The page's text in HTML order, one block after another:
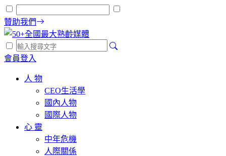
贊助我們
會員登入
人 物
CEO生活學
國內人物
國際人物
心 靈
中年危機
人際關係